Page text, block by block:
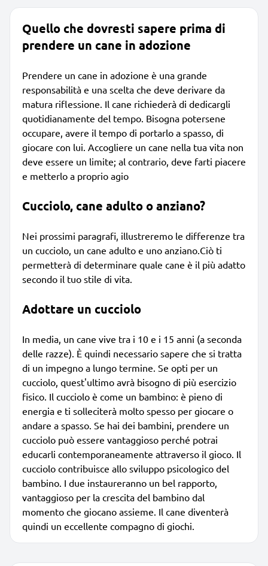
Quello che dovresti sapere prima di
prendere un cane in adozione
Prendere un cane in adozione è una grande
responsabilità e una scelta che deve derivare da
matura riflessione. Il cane richiederà di dedicargli
quotidianamente del tempo. Bisogna potersene
occupare, avere il tempo di portarlo a spasso, di
giocare con lui. Accogliere un cane nella tua vita non
deve essere un limite; al contrario, deve farti piacere
e metterlo a proprio agio
Cucciolo, cane adulto o anziano?
Nei prossimi paragrafi, illustreremo le differenze tra
un cucciolo, un cane adulto e uno anziano.Ciò ti
permetterà di determinare quale cane è il più adatto
secondo il tuo stile di vita.
Adottare un cucciolo
In media, un cane vive tra i 10 e i 15 anni (a seconda
delle razze). È quindi necessario sapere che si tratta
di un impegno a lungo termine. Se opti per un
cucciolo, quest'ultimo avrà bisogno di più esercizio
fisico. Il cucciolo è come un bambino: è pieno di
energia e ti solleciterà molto spesso per giocare o
andare a spasso. Se hai dei bambini, prendere un
cucciolo può essere vantaggioso perché potrai
educarli contemporaneamente attraverso il gioco. Il
cucciolo contribuisce allo sviluppo psicologico del
bambino. I due instaureranno un bel rapporto,
vantaggioso per la crescita del bambino dal
momento che giocano assieme. Il cane diventerà
quindi un eccellente compagno di giochi.